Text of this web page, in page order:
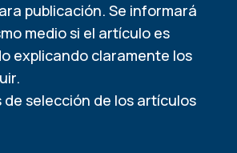
publicación. Se informará
medio si el artículo es
explicando claramente los
de selección de los artículos